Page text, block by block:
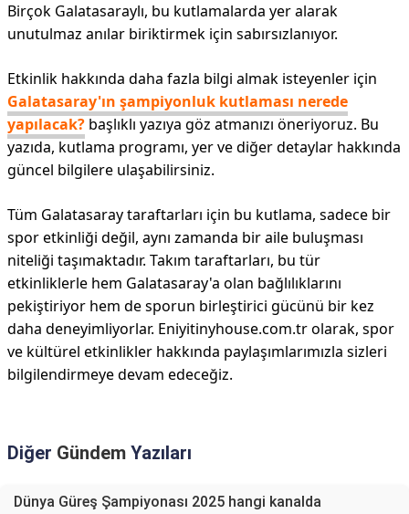
Birçok Galatasaraylı, bu kutlamalarda yer alarak
unutulmaz anılar biriktirmek için sabırsızlanıyor.
Etkinlik hakkında daha fazla bilgi almak isteyenler için
Galatasaray'ın şampiyonluk kutlaması nerede
yapılacak? başlıklı yazıya göz atmanızı öneriyoruz. Bu
yazıda, kutlama programı, yer ve diğer detaylar hakkında
güncel bilgilere ulaşabilirsiniz.
Tüm Galatasaray taraftarları için bu kutlama, sadece bir
spor etkinliği değil, aynı zamanda bir aile buluşması
niteliği taşımaktadır. Takım taraftarları, bu tür
etkinliklerle hem Galatasaray'a olan bağlılıklarını
pekiştiriyor hem de sporun birleştirici gücünü bir kez
daha deneyimliyorlar. Eniyitinyhouse.com.tr olarak, spor
ve kültürel etkinlikler hakkında paylaşımlarımızla sizleri
bilgilendirmeye devam edeceğiz.
Diğer Gündem Yazıları
Dünya Güreş Şampiyonası 2025 hangi kanalda